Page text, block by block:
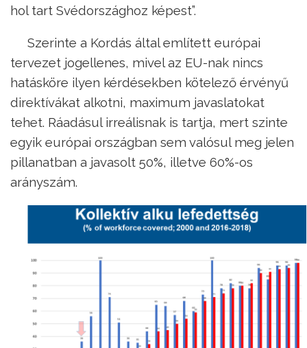
hol tart Svédországhoz képest”.
Szerinte a Kordás által említett európai
tervezet jogellenes, mivel az EU-nak nincs
hatásköre ilyen kérdésekben kötelező érvényű
direktívákat alkotni, maximum javaslatokat
tehet. Ráadásul irreálisnak is tartja, mert szinte
egyik európai országban sem valósul meg jelen
pillanatban a javasolt 50%, illetve 60%-os
arányszám.